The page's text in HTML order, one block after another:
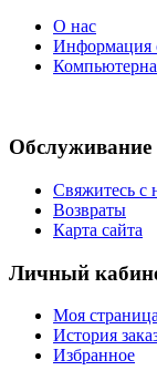
О нас
Информация
Обслуживание
Свяжитесь с
Возвраты
Карта сайта
Личный
Моя страница
История
Избранное